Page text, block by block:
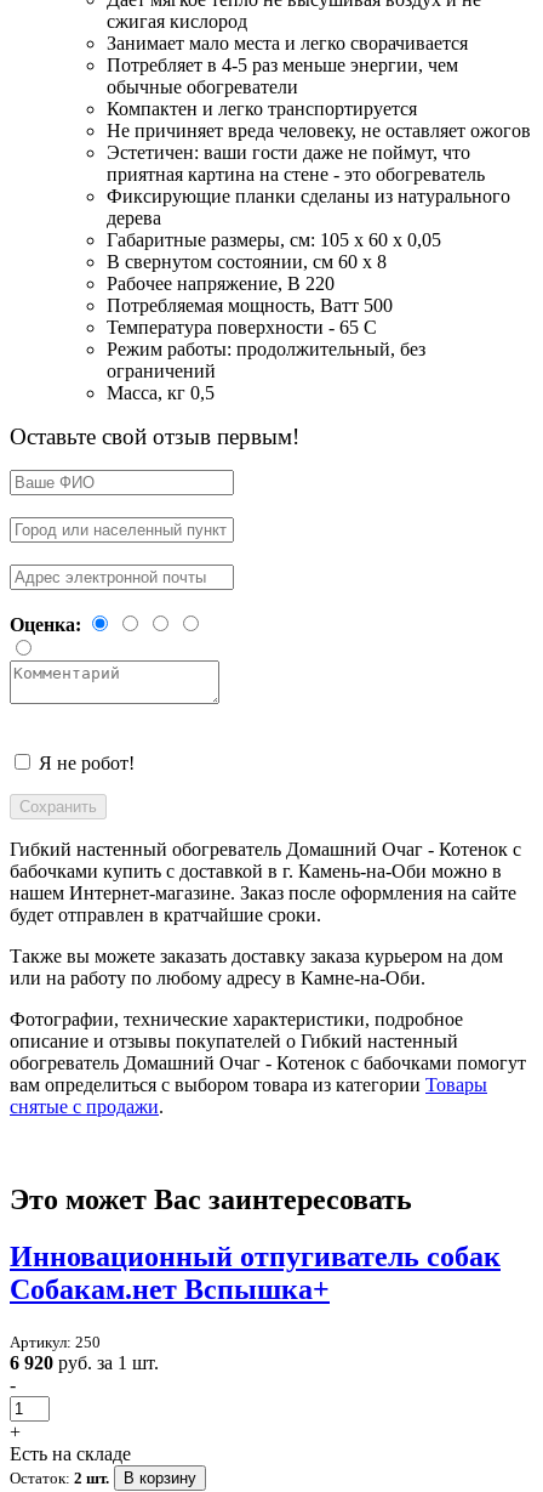
сжигая кислород
Занимает мало места и легко сворачивается
Потребляет в 4-5 раз меньше энергии, чем
обычные обогреватели
Компактен и легко транспортируется
Не причиняет вреда человеку, не оставляет ожогов
Эстетичен: ваши гости даже не поймут, что
приятная картина на стене - это обогреватель
Фиксирующие планки сделаны из натурального
дерева
Габаритные размеры, см: 105 х 60 х 0,05
В свернутом состоянии, см 60 х 8
Рабочее напряжение, В 220
Потребляемая мощность, Ватт 500
Температура поверхности - 65 С
Режим работы: продолжительный, без
ограничений
Масса, кг 0,5
Оставьте свой отзыв первым!
Оценка:
Я не робот!
Гибкий настенный обогреватель Домашний Очаг - Котенок с
бабочками купить с доставкой в г. Камень-на-Оби можно в
нашем Интернет-магазине. Заказ после оформления на сайте
будет отправлен в кратчайшие сроки.
Также вы можете заказать доставку заказа курьером на дом
или на работу по любому адресу в Камне-на-Оби.
Фотографии, технические характеристики, подробное
описание и отзывы покупателей о Гибкий настенный
обогреватель Домашний Очаг - Котенок с бабочками помогут
вам определиться с выбором товара из категории Товары
снятые с продажи.
Это может Вас заинтересовать
Инновационный отпугиватель собак
Собакам.нет Вспышка+
Артикул: 250
6 920 руб. за 1 шт.
-
+
Есть на складе
Остаток: 2 шт. В корзину